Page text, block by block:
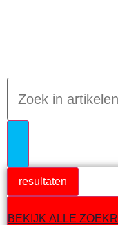
resultaten
BEKIJK ALLE